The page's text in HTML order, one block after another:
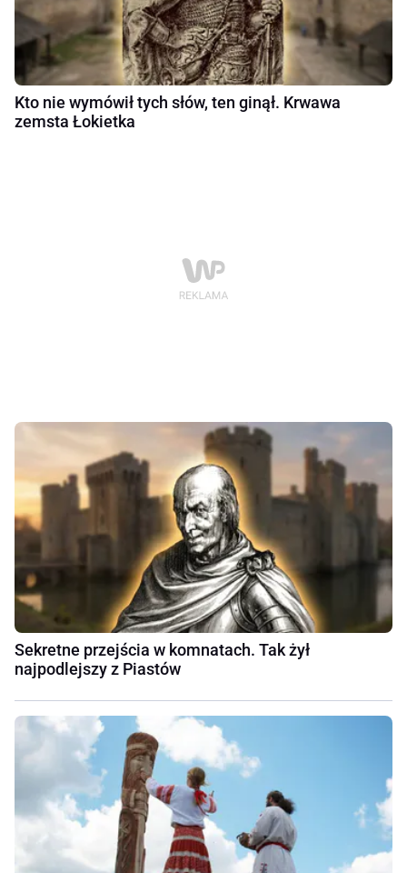
Kto nie wymówił tych słów, ten ginął. Krwawa
zemsta Łokietka
Sekretne przejścia w komnatach. Tak żył
najpodlejszy z Piastów